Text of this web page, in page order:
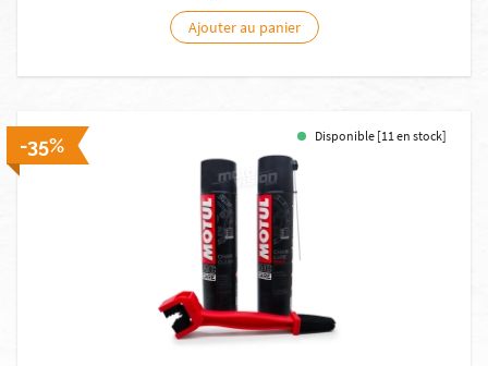
Ajouter au panier
-35% Disponible [11 en stock]